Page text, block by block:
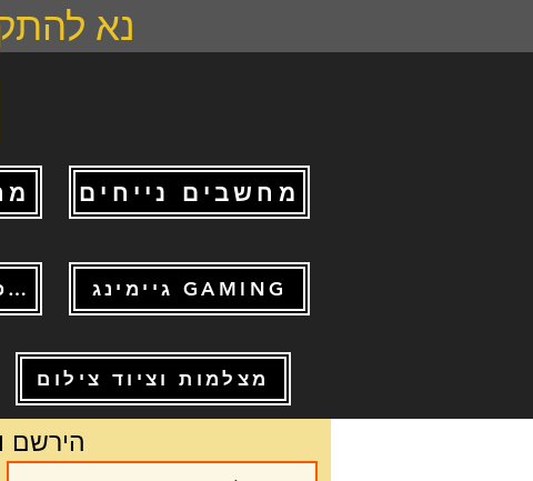
נא
מחשבים נייחים
מדפסות דיו וטונרים גיימינג GAMING
מצלמות וציוד צילום
הירשם